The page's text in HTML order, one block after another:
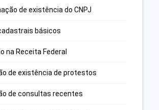
de existência do CNPJ
básicos
na Receita Federal
de existência de protestos
de consultas recentes